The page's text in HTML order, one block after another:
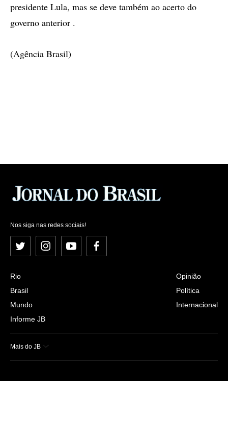
presidente Lula, mas se deve também ao acerto do
governo anterior .
(Agência Brasil)
Nos siga nas redes sociais!
Twitter InstagramYouTubeFacebook
Rio
Brasil
Mundo
Informe JB
Opinião
Política
Internacional
Mais do JB
Esportes